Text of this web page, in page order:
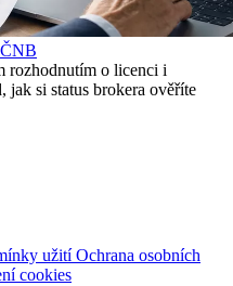
rozhodnutím o licenci i
jak si status brokera ověříte
užitíOchrana osobních
cookies